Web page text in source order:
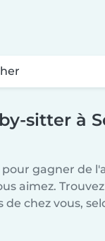
sitter à
gagner de
aimez.
chez vous,